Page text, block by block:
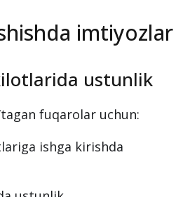
imtiyozlar
ustunlik
fuqarolar uchun:
ishga kirishda